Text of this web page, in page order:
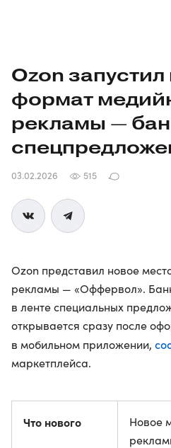
Ozon
формат
рекламы —
03.02.2026 515
Ozon представил новое
рекламы — «Оффервол».
в ленте специальных
открывается сразу после
в мобильном приложении,
маркетплейса.
Что нового
Новое